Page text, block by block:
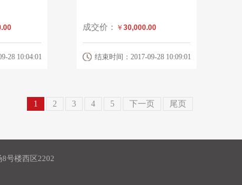
28 10:04:01
成交价： ￥ 30,000.00
结束时间：2017-09-28 10:09:01
1 2 3 4 5 下一页 尾页
号楼西区2202